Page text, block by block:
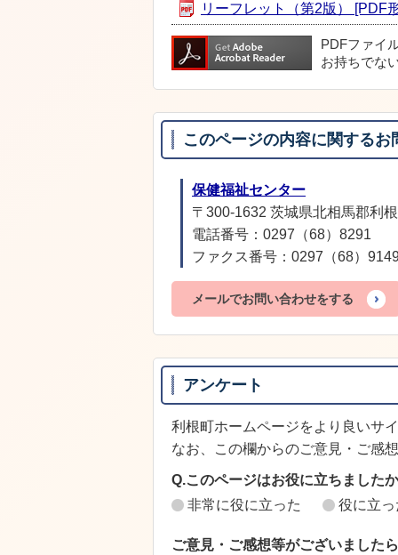
リーフレット（第2版） [PDF
PDFファイ
お持ちでな
このページの内容に関するお
保健福祉センター
〒300-1632 茨城県北相馬郡利
電話番号：0297（68）8291
ファクス番号：0297（68）
メールでお問い合わせをする
アンケート
利根町ホームページをより良いサ
なお、この欄からのご意見・ご感
Q.このページはお役に立ちました
非常に役に立った
役に立っ
ご意見・ご感想等がございました